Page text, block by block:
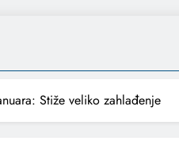
Stiže veliko zahlađenje